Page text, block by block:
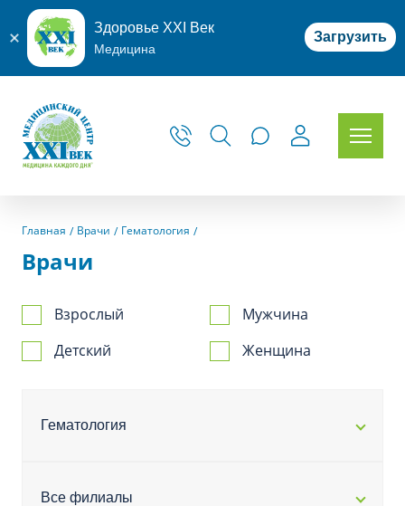
Здоровье XXI Век
Медицина
Загрузить
Главная Врачи Гематология
Врачи
Взрослый
Детский
Мужчина
Женщина
Гематология
Все филиалы